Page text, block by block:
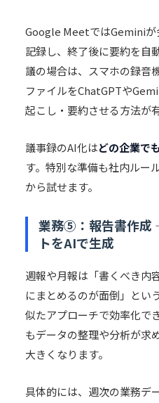
Google MeetではGeminiが
記録し、終了後に要約を自
議の場合は、スマホの録音
ファイルをChatGPTや
起こし・要約させる方法が
議事録のAI化はどの企業で
す。特別な準備も社内ルー
から試せます。
業務⑤：報告書作成
トをAIで生成
週報や月報は「書くべき内
にまとめるのが面倒」とい
似たアプローチで効率化で
もデータの整理や分析が求
大きくなります。
具体的には、週次の業務デ